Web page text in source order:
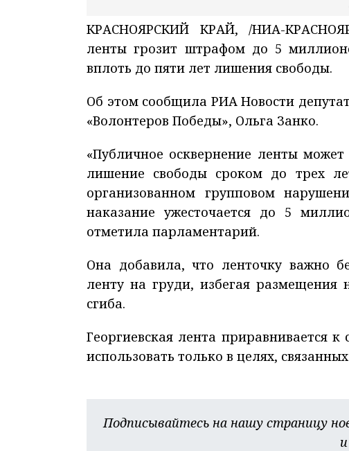
КРАСНОЯРСКИЙ КРАЙ, /НИА-
ленты грозит штрафом до 5
вплоть до пяти лет лишения свободы.
Об этом сообщила РИА Новости
«Волонтеров Победы», Ольга Занко.
«Публичное осквернение ленты
лишение свободы сроком до трех
организованном групповом
наказание ужесточается до 5
отметила парламентарий.
Она добавила, что ленточку важно
ленту на груди, избегая размещения
сгиба.
Георгиевская лента приравнивается
использовать только в целях,
Подписывайтесь на нашу страницу